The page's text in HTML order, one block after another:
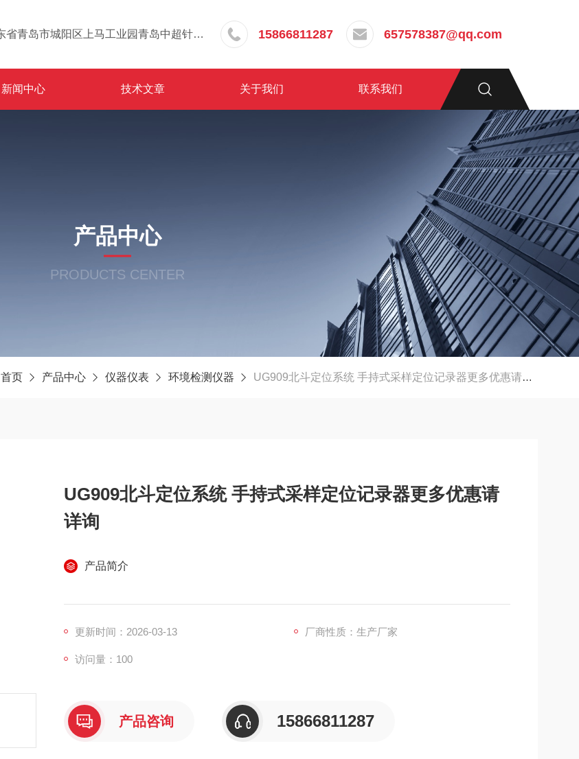
山东省青岛市城阳区上马工业园青岛中超针织有限公司院内东办公楼三层 15866811287 657578387@qq.com
新闻中心 技术文章 关于我们 联系我们
产品中心
PRODUCTS CENTER
首页 产品中心 仪器仪表 环境检测仪器 UG909北斗定位系统 手持式采样定位记录器更多优惠请详询
UG909北斗定位系统 手持式采样定位记录器更多优惠请
详询
产品简介
更新时间：2026-03-13 厂商性质：生产厂家
访问量：100
产品咨询 15866811287